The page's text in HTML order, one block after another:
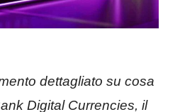
dettagliato su cosa
Digital Currencies, il